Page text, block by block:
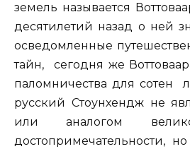
земель называется
десятилетий назад о ней
осведомленные
тайн, сегодня же
паломничества для сотен
русский Стоунхендж не
или аналогом
достопримечательности,